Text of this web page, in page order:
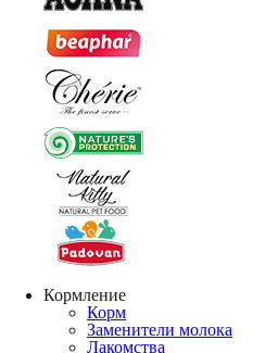
Кормление
Корм
Заменители молока
Лакомства